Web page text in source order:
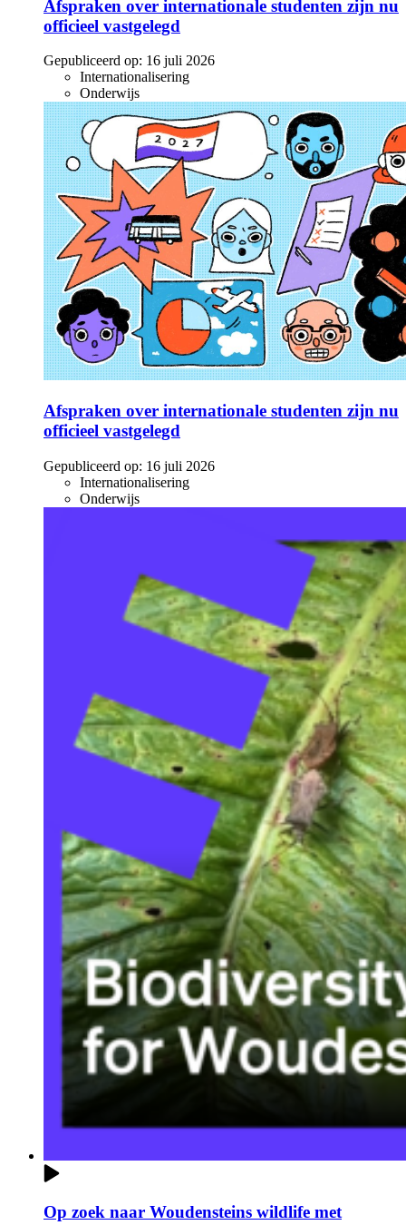
Afspraken over internationale studenten zijn nu
officieel vastgelegd
Gepubliceerd op: 16 juli 2026
Internationalisering
Onderwijs
Afspraken over internationale studenten zijn nu
officieel vastgelegd
Gepubliceerd op: 16 juli 2026
Internationalisering
Onderwijs
Op zoek naar Woudensteins wildlife met